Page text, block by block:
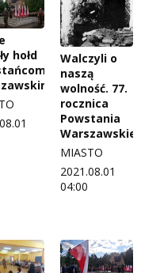
hołd
Walczyli o
naszą
wolność. 77.
rocznica
Powstania
MIASTO
2021.08.01
04:00